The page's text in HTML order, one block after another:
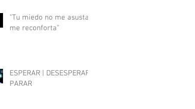
"Tu miedo no me asusta,
me reconforta"
ESPERAR | DESESPERAR |
PARAR